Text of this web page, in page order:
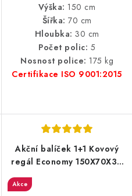
Výška: 150 cm
Šířka: 70 cm
Hloubka: 30 cm
Počet polic: 5
Nosnost police: 175 kg
Certifikace ISO 9001:2015
Akční balíček 1+1 Kovový
regál Economy 150X70X30
Akce